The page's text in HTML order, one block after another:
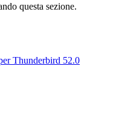
questa sezione.
Thunderbird 52.0